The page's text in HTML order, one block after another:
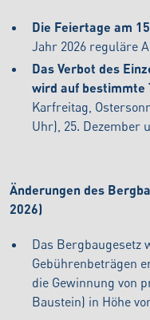
Die Feiertage am
Jahr 2026 reguläre
Das Verbot des
wird auf bestimmte
Karfreitag,
Uhr), 25. Dezember
Änderungen des
2026)
Das Bergbaugesetz
Gebührenbeträgen
die Gewinnung von
Baustein) in Höhe